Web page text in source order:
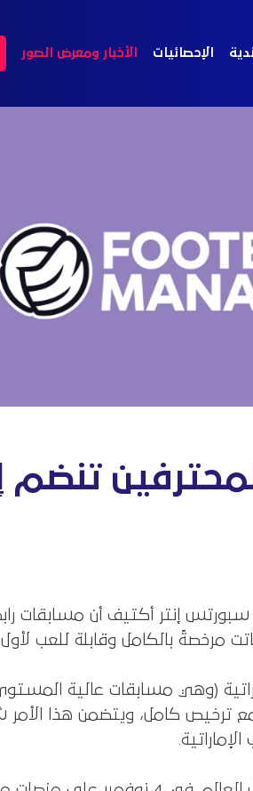
الإحصائيات الأخبار ومعرض الصور
تنضم إلى
سبورتس إنتر أكتيف أن مسابقات
بالكامل وقابلة للعب لأول
(وهي مسابقات عالية
2008)، في اللعبة مع ترخيص كامل،